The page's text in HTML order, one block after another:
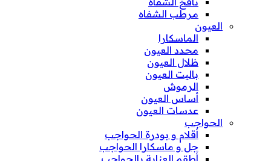
مرطب الشفاه
العيون
الماسكارا
محدد العيون
ظلال العيون
باليت العيون
الرموش
أساس العيون
عدسات العيون
الحواجب
أقلام و بودرة الحواجب
جل و ماسكارا الحواجب
أطقم العناية بالحواجب